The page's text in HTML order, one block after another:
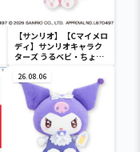
【サンリオ】【Cマイメロ
ディ】サンリオキャラク
ターズ うるベビ・ちょい
26.08.06